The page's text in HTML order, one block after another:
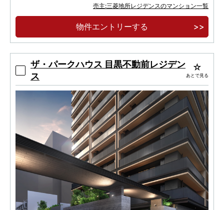
45m2台から98m2台の多彩な間取りをご用
意。内廊下設計・全戸分ストレージスペースをご
語り紡ぐ新たな住まいを
売主:三菱地所レジデンスのマンション一覧
物件エントリーする
ザ・パークハウス 目黒不動前レジデン
ス
あとで見る